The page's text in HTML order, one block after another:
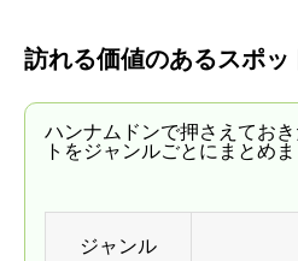
訪れる価値のあるスポッ
ハンナムドンで押さえてお
トをジャンルごとにまとめま
ジャンル